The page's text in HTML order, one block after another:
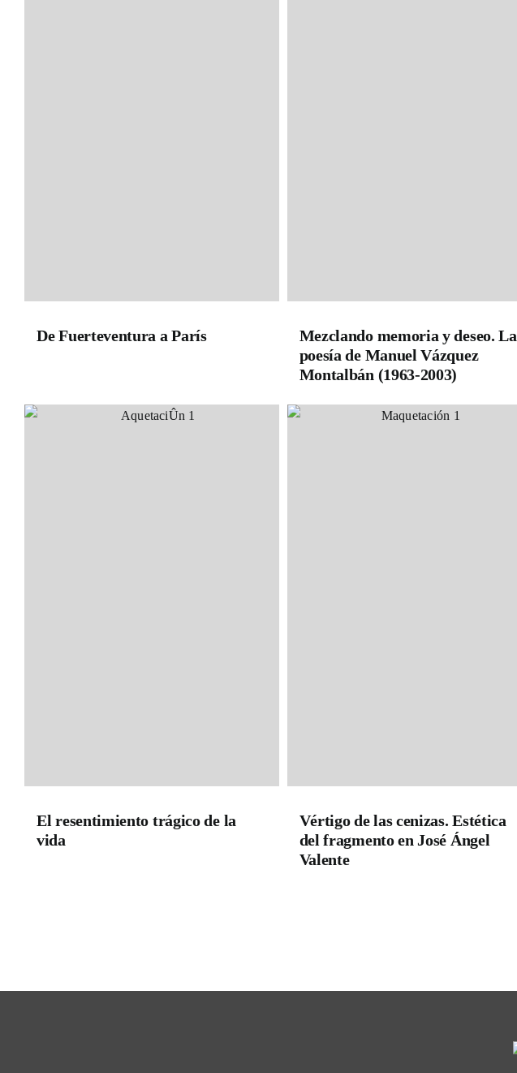
De Fuerteventura a París
Mezclando memoria y deseo. La
poesía de Manuel Vázquez
Montalbán (1963-2003)
El resentimiento trágico de la
vida
Vértigo de las cenizas. Estética
del fragmento en José Ángel
Valente